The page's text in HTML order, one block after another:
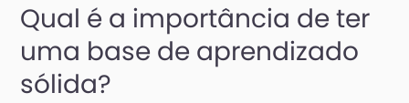
Qual é a importância de ter
uma base de aprendizado
sólida?